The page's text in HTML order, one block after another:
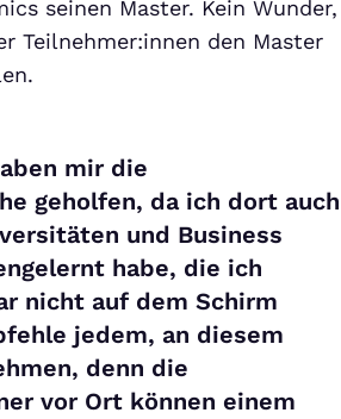
seinen Master. Kein Wunder,
Teilnehmer:innen den Master
mir die
geholfen, da ich dort auch
und Business
habe, die ich
nicht auf dem Schirm
jedem, an diesem
denn die
vor Ort können einem